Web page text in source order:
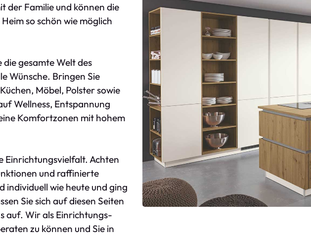
der Familie und können die
so schön wie möglich
die gesamte Welt des
Wünsche. Bringen Sie
Möbel, Polster sowie
Wellness, Entspannung
Komfortzonen mit hohem
Einrichtungsvielfalt. Achten
und raffinierte
individuell wie heute und ging
Sie sich auf diesen Seiten
auf. Wir als Einrichtungs-
zu können und Sie in